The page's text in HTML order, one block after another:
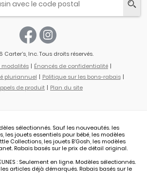
Carter’s, Inc. Tous droits réservés.
Énoncés de confidentialité
pluriannuel
Politique sur les bons-rabais
de produit
Plan du site
sélectionnés. Sauf les nouveautés. les
les jouets essentiels pour bébé, les modèles
Collections, les jouets B’Gosh, les modèles
Rabais basés sur le prix de détail original.
JEUNES : Seulement en ligne. Modèles sélectionnés.
articles déjà démarqués. Rabais basés sur le